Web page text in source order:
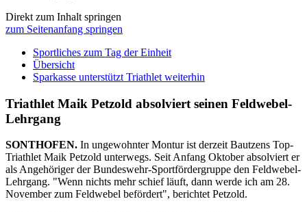
Direkt zum Inhalt springen
zum Seitenanfang springen
Sportliches zum Tag der Einheit
Übersicht
Sparkasse unterstützt Triathlet weiterhin
Triathlet Maik Petzold absolviert seinen Feldwebel-
Lehrgang
SONTHOFEN. In ungewohnter Montur ist derzeit Bautzens Top-
Triathlet Maik Petzold unterwegs. Seit Anfang Oktober absolviert er
als Angehöriger der Bundeswehr-Sportfördergruppe den Feldwebel-
Lehrgang. "Wenn nichts mehr schief läuft, dann werde ich am 28.
November zum Feldwebel befördert", berichtet Petzold.